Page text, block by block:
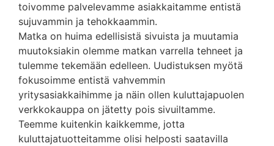
toivomme palvelevamme asiakkaitamme entistä
sujuvammin ja tehokkaammin.
Matka on huima edellisistä sivuista ja muutamia
muutoksiakin olemme matkan varrella tehneet ja
tulemme tekemään edelleen. Uudistuksen myötä
fokusoimme entistä vahvemmin
yritysasiakkaihimme ja näin ollen kuluttajapuolen
verkkokauppa on jätetty pois sivuiltamme.
Teemme kuitenkin kaikkemme, jotta
kuluttajatuotteitamme olisi helposti saatavilla